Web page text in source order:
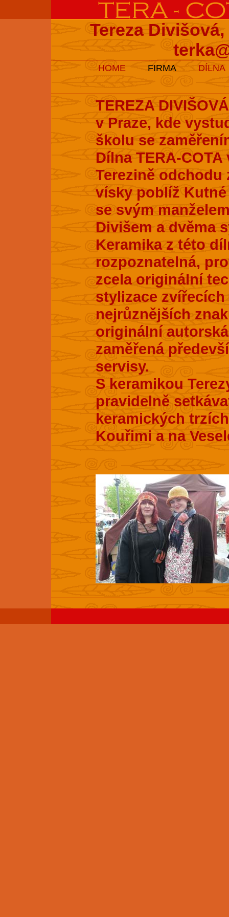
Tereza
HOME FIRMA DÍLNA
TEREZA
v Praze, kde
školu se
Dílna TERA-
Terezině odchodu
vísky poblíž Kutné
se svým
Divišem a dvěma
Keramika z této
rozpoznatelná,
zcela originální
stylizace
nejrůznějších
originální
zaměřená
servisy.
S keramikou
pravidelně
keramických
Kouřimi a na